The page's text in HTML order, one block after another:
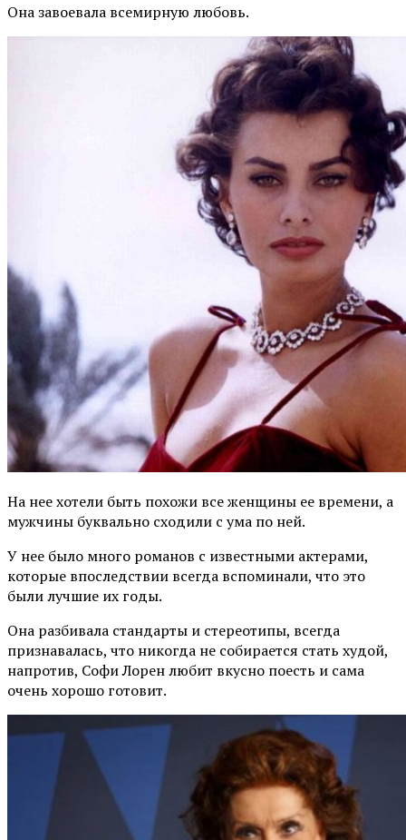
Она завоевала всемирную любовь.
На нее хотели быть похожи все женщины ее времени, а
мужчины буквально сходили с ума по ней.
У нее было много романов с известными актерами,
которые впоследствии всегда вспоминали, что это
были лучшие их годы.
Она разбивала стандарты и стереотипы, всегда
признавалась, что никогда не собирается стать худой,
напротив, Софи Лорен любит вкусно поесть и сама
очень хорошо готовит.